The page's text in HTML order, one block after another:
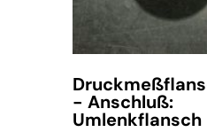
- Anschluß:
Umlenkflansch